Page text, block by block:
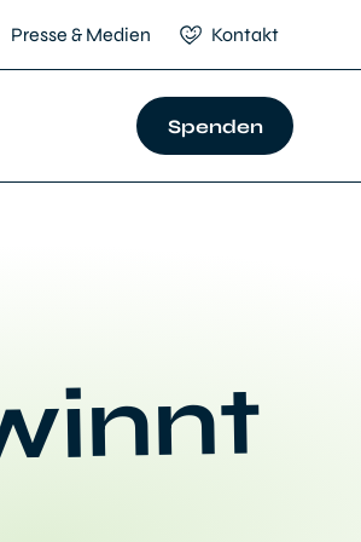
Presse & Medien Kontakt
Spenden